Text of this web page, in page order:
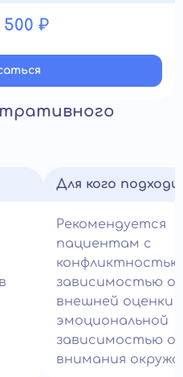
₽
Для кого
Рекомендуется
пациентам с
зависимостью
внешней оценки
эмоциональной
зависимостью
внимания